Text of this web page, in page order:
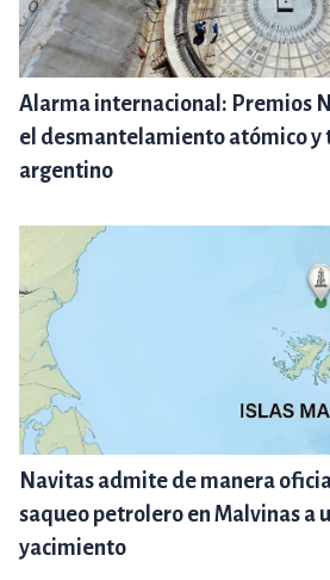
Alarma internacional: Premios
el desmantelamiento atómico y
argentino
Navitas admite de manera
saqueo petrolero en Malvinas a
yacimiento